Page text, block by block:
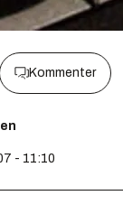
Kommenter
- 11:10